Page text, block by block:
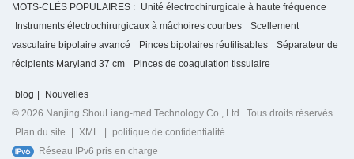
MOTS-CLÉS POPULAIRES : Unité électrochirurgicale à haute fréquence
Instruments électrochirurgicaux à mâchoires courbes
Scellement
vasculaire bipolaire avancé
Pinces bipolaires réutilisables
Séparateur de
récipients Maryland 37 cm
Pinces de coagulation tissulaire
blog |
Nouvelles
© 2026 Nanjing ShouLiang-med Technology Co., Ltd.. Tous droits réservés.
Plan du site
| XML | politique de confidentialité
Réseau IPv6 pris en charge